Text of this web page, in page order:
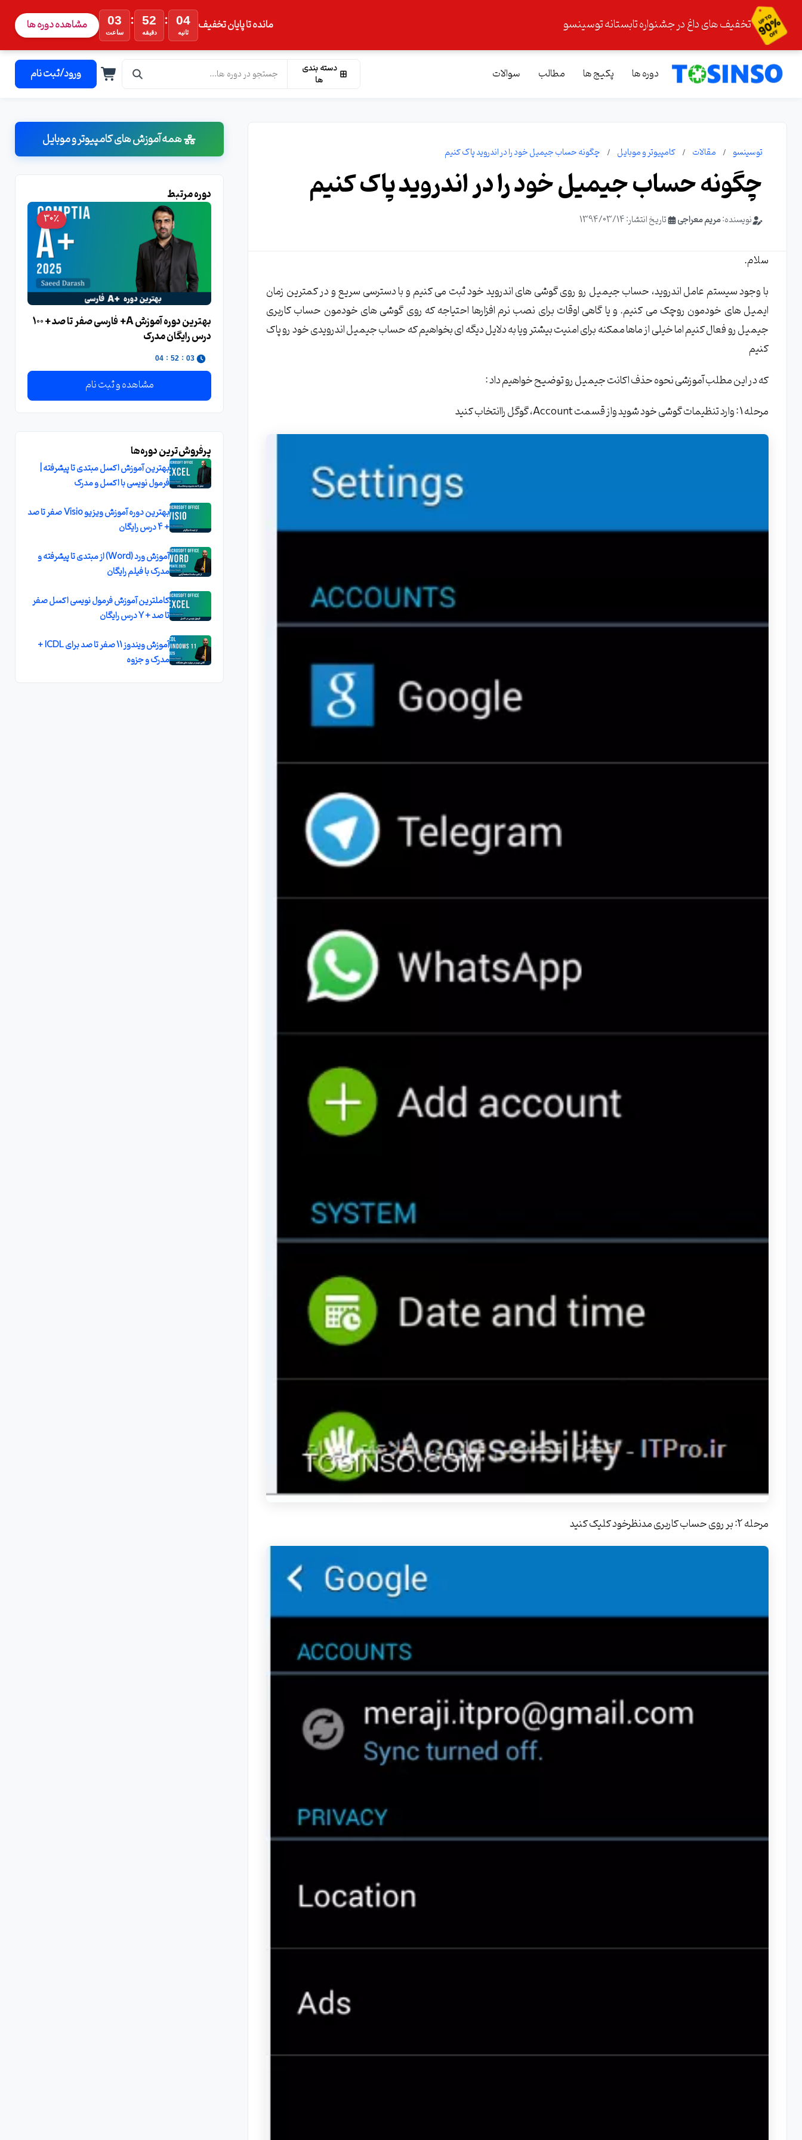
تخفیف های داغ در جشنواره تابستانه توسینسو مانده تا پایان تخفیف 03
ساعت
: 52
دقیقه
: 03
ثانیه مشاهده دوره ها
دوره ها پکیج ها مطالب سوالات
دسته بندی
ها
ورود/ثبت نام
توسینسو مقالات کامپیوتر و موبایل چگونه حساب جیمیل خود را در اندروید پاک کنیم
چگونه حساب جیمیل خود را در اندروید پاک کنیم
نویسنده:مریم معراجی تاریخ انتشار: 1394/03/14
سلام.
با وجود سیستم عامل اندروید، حساب جیمیل رو روی گوشی های اندروید خود ثبت می کنیم و با دسترسی سریع و در کمترین زمان
ایمیل های خودمون روچک می کنیم. و یا گاهی اوقات برای نصب نرم افزارها احتیاجه که روی گوشی های خودمون حساب کاربری
جیمیل رو فعال کنیم اما خیلی از ماها ممکنه برای امنیت بیشتر ویا به دلایل دیگه ای بخواهیم که حساب جیمیل اندرویدی خود رو پاک
کنیم
که در این مطلب آموزشی نحوه حذف اکانت جیمیل رو توضیح خواهیم داد :
مرحله 1 : وارد تنظیمات گوشی خود شوید واز قسمت Account، گوگل راانتخاب کنید
مرحله 2: بر روی حساب کاربری مدنظرخود کلیک کنید
همه آموزش های کامپیوتر و موبایل
دوره مرتبط
30٪
بهترین دوره آموزش A+ فارسی صفر تا صد + 100
درس رایگان مدرک
03
:
52
:
03
مشاهده و ثبت نام
پرفروش‌ترین دوره‌ها
بهترین آموزش اکسل مبتدی تا پیشرفته |
فرمول نویسی با اکسل و مدرک
بهترین دوره آموزش ویزیو Visio صفر تا صد
+ 4 درس رایگان
آموزش ورد (Word) از مبتدی تا پیشرفته و
مدرک با فیلم رایگان
کاملترين آموزش فرمول نويسی اکسل صفر
تا صد + 7 درس رايگان
آموزش ویندوز 11 صفر تا صد برای ICDL +
مدرک و جزوه